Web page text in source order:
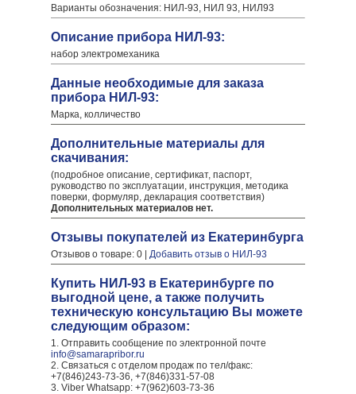
Варианты обозначения: НИЛ-93, НИЛ 93, НИЛ93
Описание прибора НИЛ-93:
набор электромеханика
Данные необходимые для заказа
прибора НИЛ-93:
Марка, колличество
Дополнительные материалы для
скачивания:
(подробное описание, сертификат, паспорт,
руководство по эксплуатации, инструкция, методика
поверки, формуляр, декларация соответствия)
Дополнительных материалов нет.
Отзывы покупателей из Екатеринбурга
Отзывов о товаре: 0 | Добавить отзыв о НИЛ-93
Купить НИЛ-93 в Екатеринбурге по
выгодной цене, а также получить
техническую консультацию Вы можете
следующим образом:
1. Отправить сообщение по электронной почте
info@samarapribor.ru
2. Связаться с отделом продаж по тел/факс:
+7(846)243-73-36, +7(846)331-57-08
3. Viber Whatsapp: +7(962)603-73-36